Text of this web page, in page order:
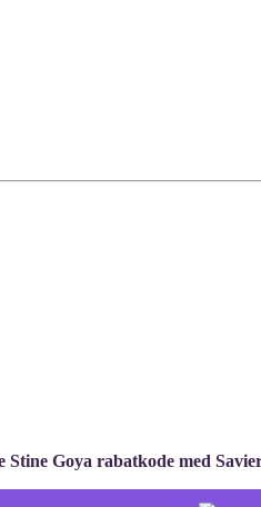
Stine Goya rabatkode med